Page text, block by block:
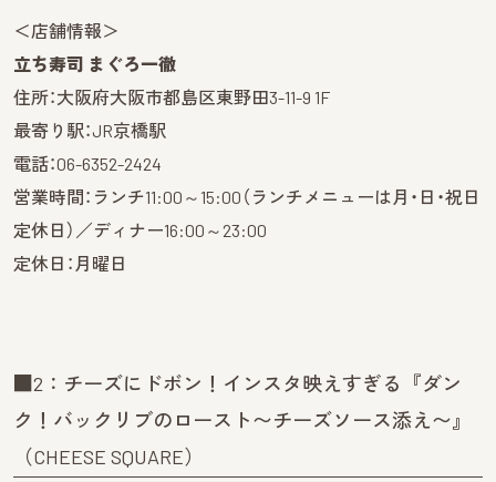
＜店舗情報＞
立ち寿司 まぐろ一徹
住所：大阪府大阪市都島区東野田3-11-9 1F
最寄り駅：JR京橋駅
電話：06-6352-2424
営業時間：ランチ11:00～15:00（ランチメニューは月・日・祝日
定休日）／ディナー16:00～23:00
定休日：月曜日
■2：チーズにドボン！インスタ映えすぎる『ダン
ク！バックリブのロースト〜チーズソース添え〜』
（CHEESE SQUARE）